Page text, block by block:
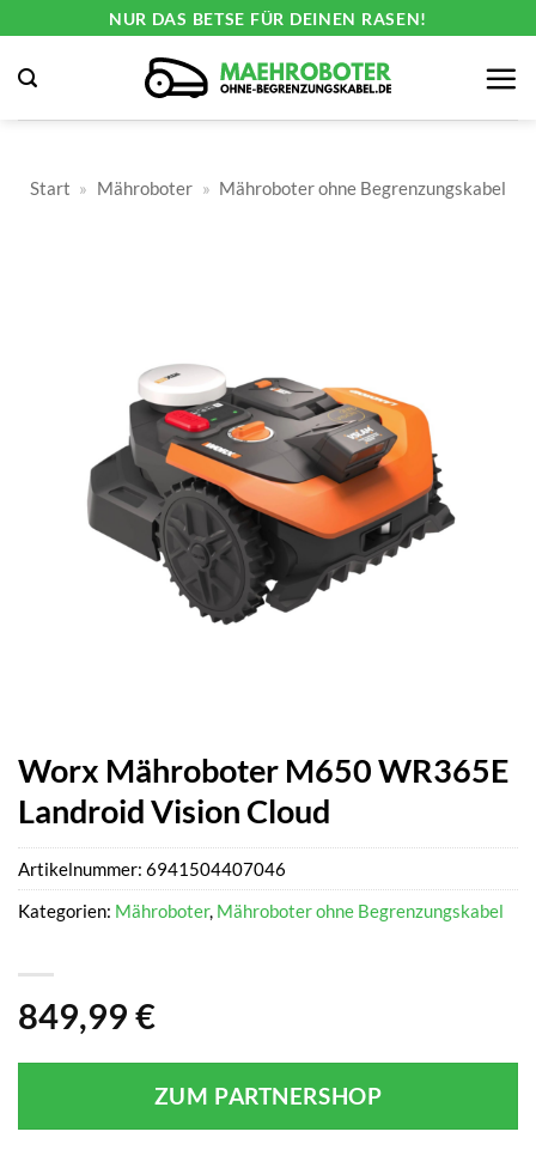
springen
NUR DAS BETSE FÜR DEINEN RASEN!
Start » Mähroboter » Mähroboter ohne Begrenzungskabel
Worx Mähroboter M650 WR365E
Landroid Vision Cloud
849,99 €
ZUM PARTNERSHOP
Artikelnummer: 6941504407046
Kategorien: Mähroboter, Mähroboter ohne Begrenzungskabel